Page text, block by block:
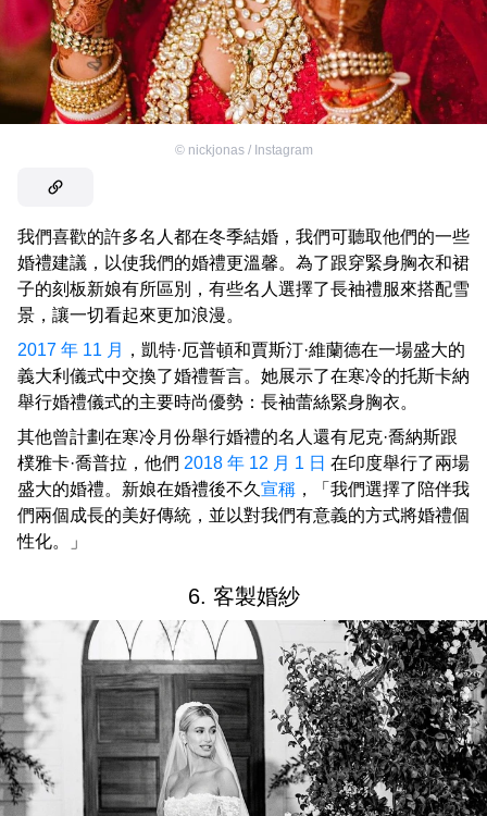
© nickjonas / Instagram
我們喜歡的許多名人都在冬季結婚，我們可聽取他們的一些
婚禮建議，以使我們的婚禮更溫馨。為了跟穿緊身胸衣和裙
子的刻板新娘有所區別，有些名人選擇了長袖禮服來搭配雪
景，讓一切看起來更加浪漫。
2017 年 11 月
，凱特·厄普頓和賈斯汀·維蘭德在一場盛大的
義大利儀式中交換了婚禮誓言。她展示了在寒冷的托斯卡納
舉行婚禮儀式的主要時尚優勢：長袖蕾絲緊身胸衣。
其他曾計劃在寒冷月份舉行婚禮的名人還有尼克·喬納斯跟
樸雅卡·喬普拉，他們 2018 年 12 月 1 日 在印度舉行了兩場
盛大的婚禮。新娘在婚禮後不久 宣稱 ，「我們選擇了陪伴我
們兩個成長的美好傳統，並以對我們有意義的方式將婚禮個
性化。」
6. 客製婚紗